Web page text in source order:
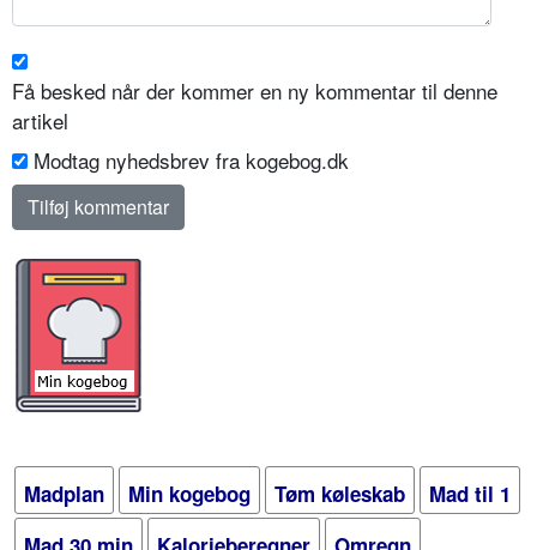
Få besked når der kommer en ny kommentar til denne
artikel
Modtag nyhedsbrev fra kogebog.dk
Madplan Min kogebog Tøm køleskab
Mad til 1